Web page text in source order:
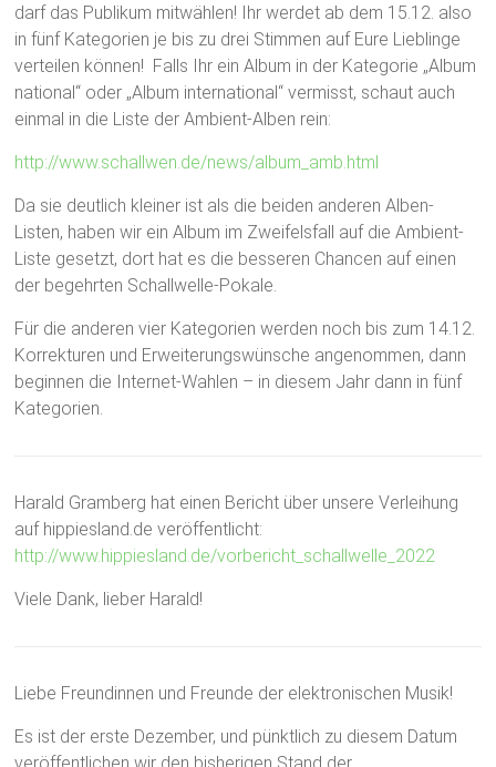
darf das Publikum mitwählen! Ihr werdet ab dem 15.12. also
in fünf Kategorien je bis zu drei Stimmen auf Eure Lieblinge
verteilen können! Falls Ihr ein Album in der Kategorie „Album
national“ oder „Album international“ vermisst, schaut auch
einmal in die Liste der Ambient-Alben rein:
http://www.schallwen.de/news/album_amb.html
Da sie deutlich kleiner ist als die beiden anderen Alben-
Listen, haben wir ein Album im Zweifelsfall auf die Ambient-
Liste gesetzt, dort hat es die besseren Chancen auf einen
der begehrten Schallwelle-Pokale.
Für die anderen vier Kategorien werden noch bis zum 14.12.
Korrekturen und Erweiterungswünsche angenommen, dann
beginnen die Internet-Wahlen – in diesem Jahr dann in fünf
Kategorien.
Harald Gramberg hat einen Bericht über unsere Verleihung
auf hippiesland.de veröffentlicht:
http://www.hippiesland.de/vorbericht_schallwelle_2022
Viele Dank, lieber Harald!
Liebe Freundinnen und Freunde der elektronischen Musik!
Es ist der erste Dezember, und pünktlich zu diesem Datum
veröffentlichen wir den bisherigen Stand der